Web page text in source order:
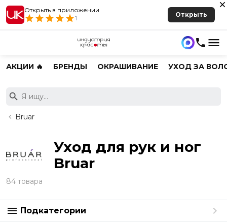
Открыть в приложении
1
Открыть
АКЦИИ 🔥 БРЕНДЫ ОКРАШИВАНИЕ УХОД ЗА
Bruar
Уход для рук и ног
Bruar
84 товара
Подкатегории